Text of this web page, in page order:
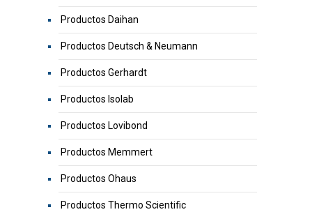
Productos Daihan
Productos Deutsch & Neumann
Productos Gerhardt
Productos Isolab
Productos Lovibond
Productos Memmert
Productos Ohaus
Productos Thermo Scientific